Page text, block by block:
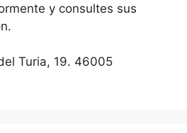
y consultes sus
Turia, 19. 46005